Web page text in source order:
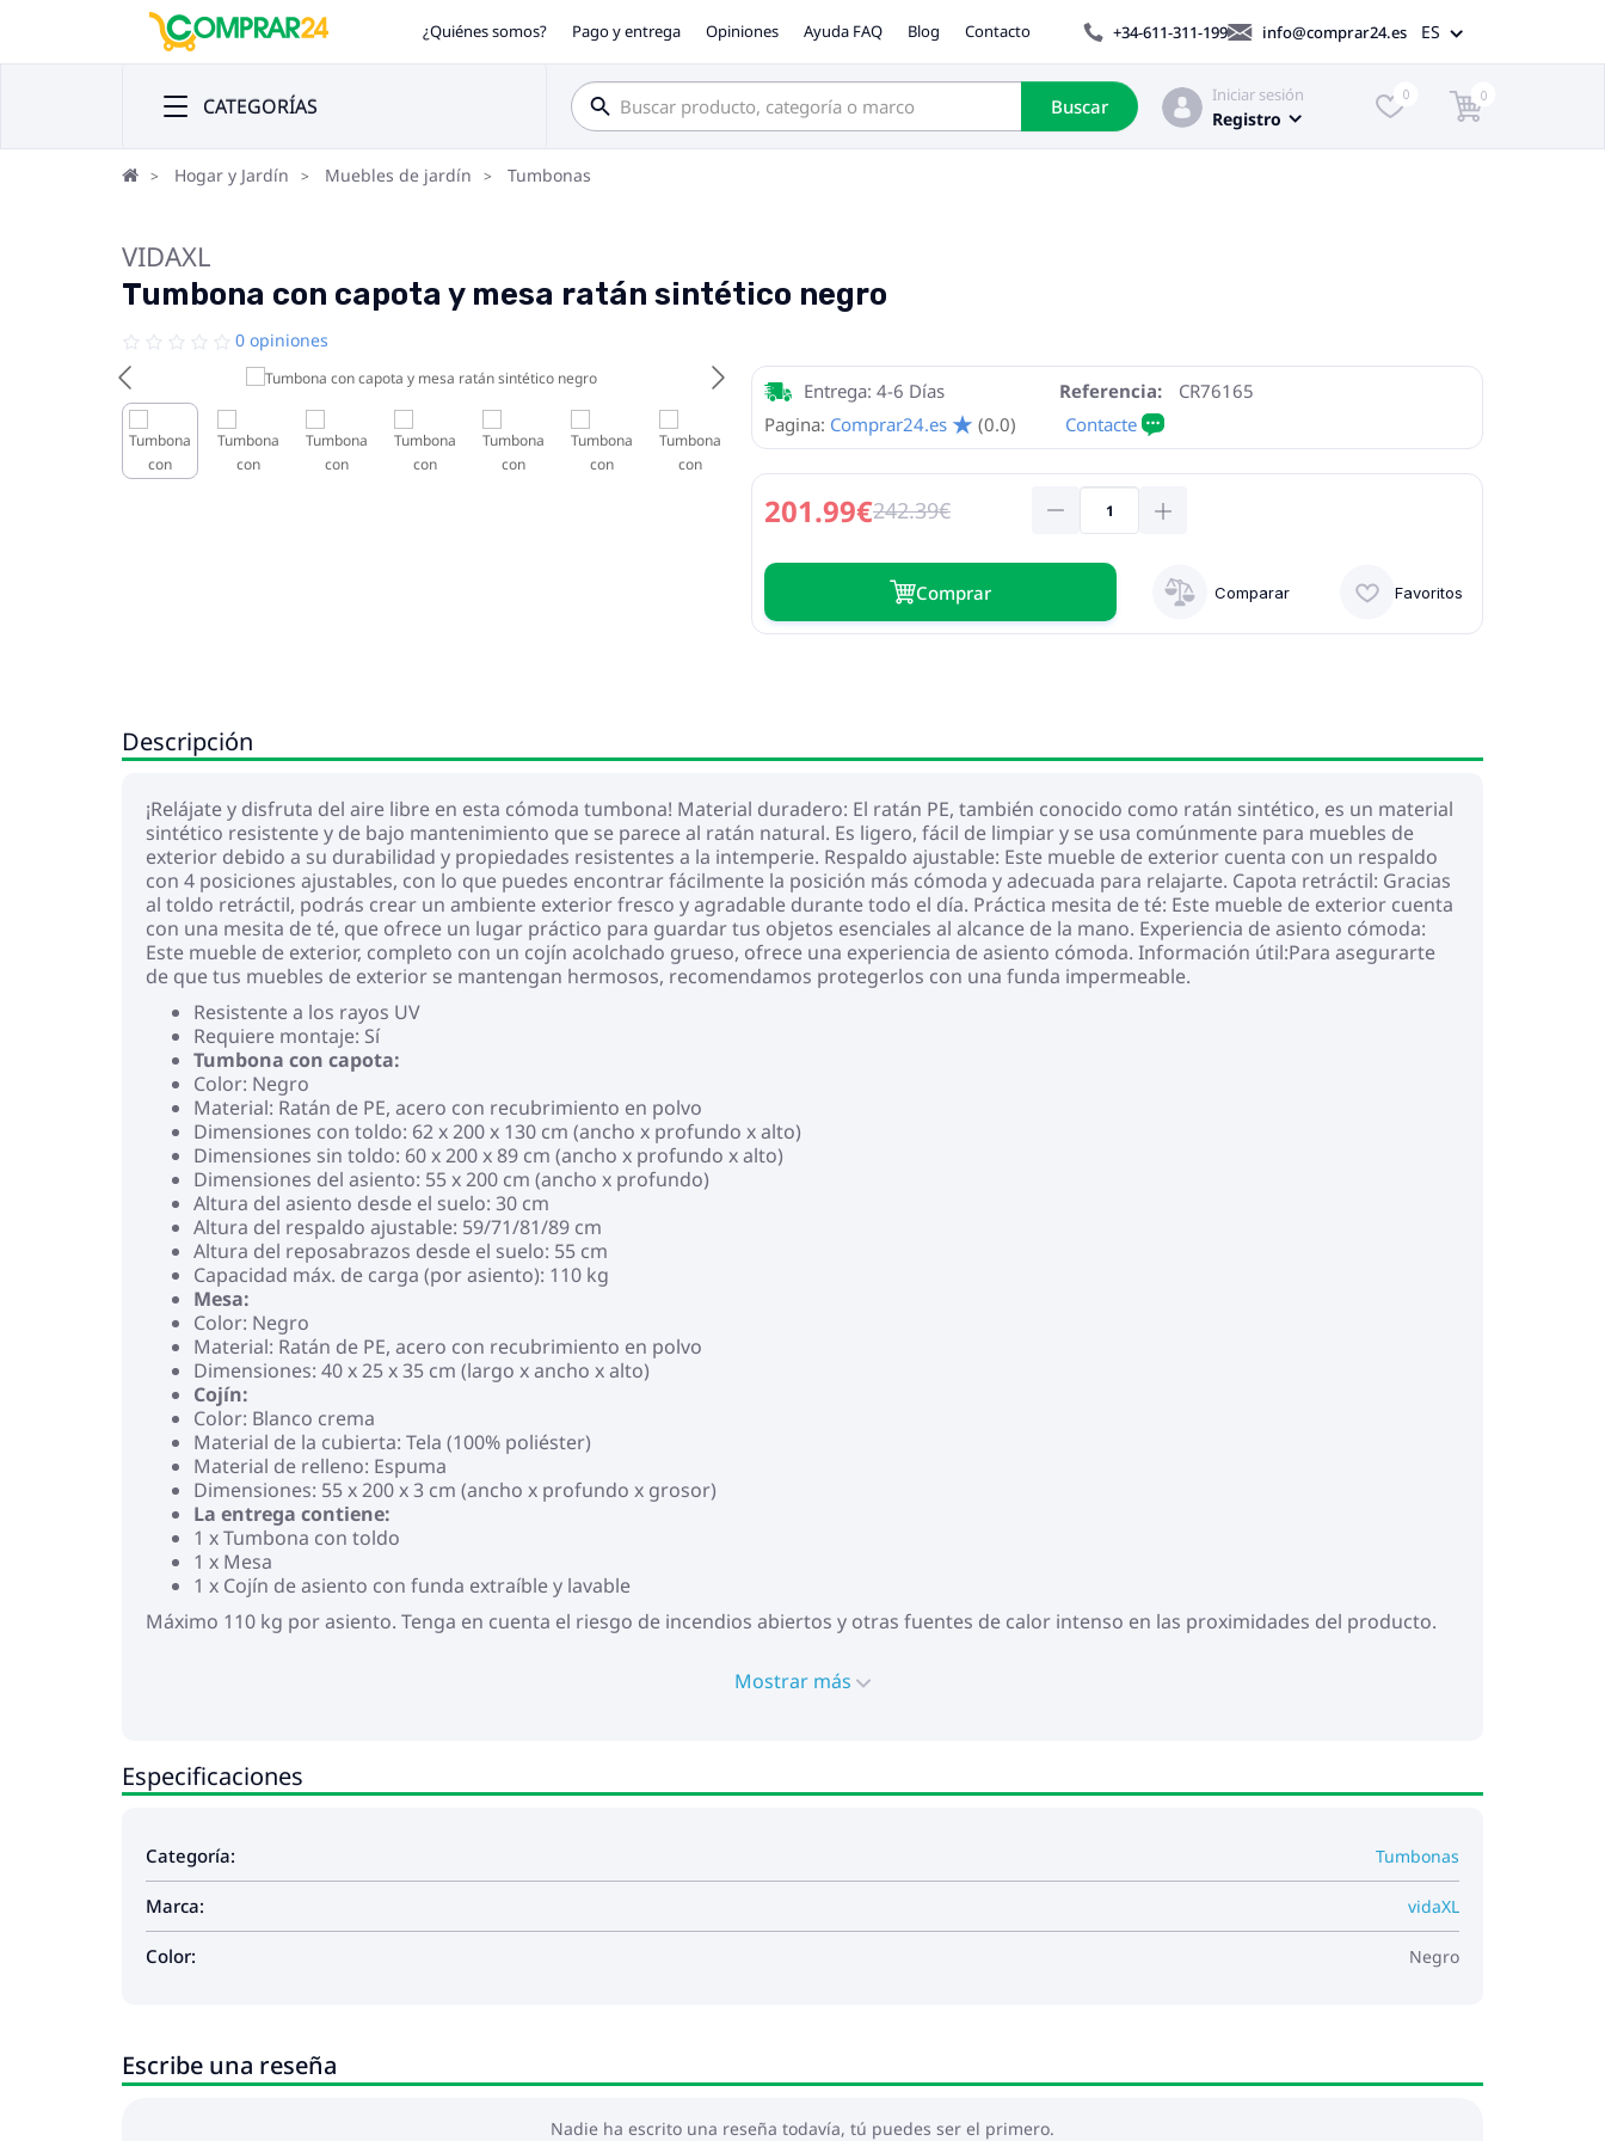
¿Quiénes somos? Pago y entrega Opiniones Ayuda FAQ Blog Contacto +34-611-311-199 info@comprar24.es ES
CATEGORÍAS Buscar
Iniciar sesión
Registro
0 0
Hogar y Jardín Muebles de jardín Tumbonas
VIDAXL
Tumbona con capota y mesa ratán sintético negro
0 opiniones
Entrega: 4-6 Días Referencia:
CR76165
Pagina: Comprar24.es (0.0)
201.99€242.39€
Сomprar Favoritos
Comparar
Descripción
¡Relájate y disfruta del aire libre en esta cómoda tumbona! Material duradero: El ratán PE, también conocido como ratán sintético, es un material
sintético resistente y de bajo mantenimiento que se parece al ratán natural. Es ligero, fácil de limpiar y se usa comúnmente para muebles de
exterior debido a su durabilidad y propiedades resistentes a la intemperie. Respaldo ajustable: Este mueble de exterior cuenta con un respaldo
con 4 posiciones ajustables, con lo que puedes encontrar fácilmente la posición más cómoda y adecuada para relajarte. Capota retráctil: Gracias
al toldo retráctil, podrás crear un ambiente exterior fresco y agradable durante todo el día. Práctica mesita de té: Este mueble de exterior cuenta
con una mesita de té, que ofrece un lugar práctico para guardar tus objetos esenciales al alcance de la mano. Experiencia de asiento cómoda:
Este mueble de exterior, completo con un cojín acolchado grueso, ofrece una experiencia de asiento cómoda. Información útil:Para asegurarte
de que tus muebles de exterior se mantengan hermosos, recomendamos protegerlos con una funda impermeable.
Resistente a los rayos UV
Requiere montaje: Sí
Tumbona con capota:
Color: Negro
Material: Ratán de PE, acero con recubrimiento en polvo
Dimensiones con toldo: 62 x 200 x 130 cm (ancho x profundo x alto)
Dimensiones sin toldo: 60 x 200 x 89 cm (ancho x profundo x alto)
Dimensiones del asiento: 55 x 200 cm (ancho x profundo)
Altura del asiento desde el suelo: 30 cm
Altura del respaldo ajustable: 59/71/81/89 cm
Altura del reposabrazos desde el suelo: 55 cm
Capacidad máx. de carga (por asiento): 110 kg
Mesa:
Color: Negro
Material: Ratán de PE, acero con recubrimiento en polvo
Dimensiones: 40 x 25 x 35 cm (largo x ancho x alto)
Cojín:
Color: Blanco crema
Material de la cubierta: Tela (100% poliéster)
Material de relleno: Espuma
Dimensiones: 55 x 200 x 3 cm (ancho x profundo x grosor)
La entrega contiene:
1 x Tumbona con toldo
1 x Mesa
1 x Cojín de asiento con funda extraíble y lavable
Máximo 110 kg por asiento. Tenga en cuenta el riesgo de incendios abiertos y otras fuentes de calor intenso en las proximidades del producto.
Mostrar más
Especificaciones
Categoría: Tumbonas
Marca: vidaXL
Color: Negro
Escribe una reseña
Nadie ha escrito una reseña todavía, tú puedes ser el primero.